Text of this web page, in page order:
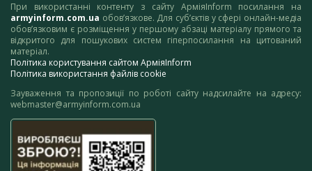
При використанні контенту з сайту АрміяInform посилання на
armyinform.com.ua обов’язкове. Для суб’єктів у сфері онлайн-медіа
обов’язковим є розміщення у першому абзаці матеріалу прямого та
відкритого для пошукових систем гіперпосилання на цитований
матеріал.
Політика користування сайтом АрміяInform
Політика використання файлів cookie
Зауваження та пропозиції по роботі сайту надсилайте на адресу:
webmaster@armyinform.com.ua